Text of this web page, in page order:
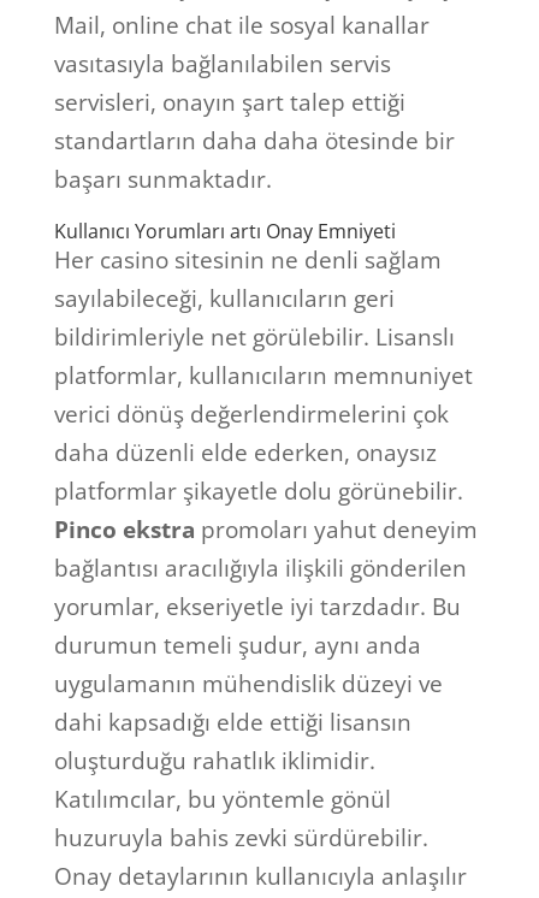
Mail, online chat ile sosyal kanallar
vasıtasıyla bağlanılabilen servis
servisleri, onayın şart talep ettiği
standartların daha daha ötesinde bir
başarı sunmaktadır.
Kullanıcı Yorumları artı Onay Emniyeti
Her casino sitesinin ne denli sağlam
sayılabileceği, kullanıcıların geri
bildirimleriyle net görülebilir. Lisanslı
platformlar, kullanıcıların memnuniyet
verici dönüş değerlendirmelerini çok
daha düzenli elde ederken, onaysız
platformlar şikayetle dolu görünebilir.
Pinco ekstra promoları yahut deneyim
bağlantısı aracılığıyla ilişkili gönderilen
yorumlar, ekseriyetle iyi tarzdadır. Bu
durumun temeli şudur, aynı anda
uygulamanın mühendislik düzeyi ve
dahi kapsadığı elde ettiği lisansın
oluşturduğu rahatlık iklimidir.
Katılımcılar, bu yöntemle gönül
huzuruyla bahis zevki sürdürebilir.
Onay detaylarının kullanıcıyla anlaşılır